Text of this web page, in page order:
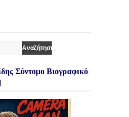
Σύντομο Βιογραφικό